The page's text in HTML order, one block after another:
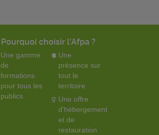
Pourquoi choisir l'Afpa ?
Une gamme
de
formations
pour tous les
publics
Une
présence sur
tout le
territoire
Une offre
d'hébergement
et de
restauration